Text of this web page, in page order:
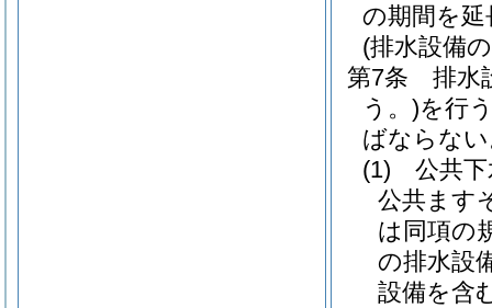
の期間を
(排水設備
第7条
排水
う。)を行
ばならな
(1)
公共
公共ます
は同項の
の排水設
設備を含